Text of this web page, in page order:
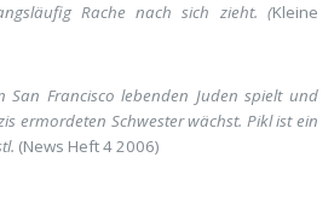
Rache nach sich zieht. (Kleine
San Francisco lebenden Juden spielt und
ermordeten Schwester wächst. Pikl ist ein
(News Heft 4 2006)